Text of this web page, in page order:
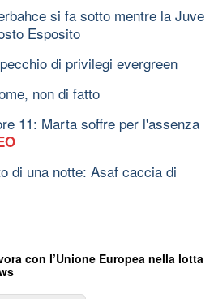
si fa sotto mentre la Juve
Esposito
di privilegi evergreen
non di fatto
11: Marta soffre per l'assenza
di una notte: Asaf caccia di
con l’Unione Europea nella lotta